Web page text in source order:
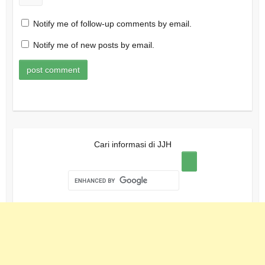
Notify me of follow-up comments by email.
Notify me of new posts by email.
Cari informasi di JJH